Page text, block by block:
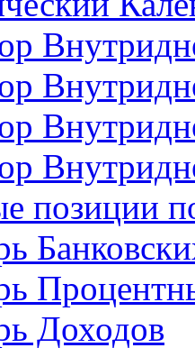
позиции
Доходов